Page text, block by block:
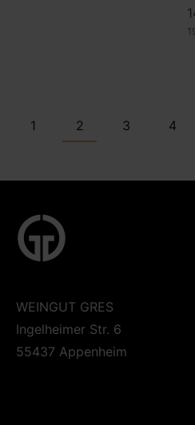
1 2 3 4
WEINGUT GRES
Ingelheimer Str. 6
55437 Appenheim